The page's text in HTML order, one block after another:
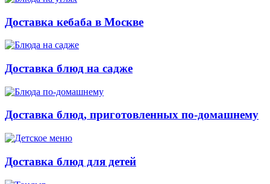
Доставка кебаба в Москве
Доставка блюд на садже
Доставка блюд, приготовленных по-домашнему
Доставка блюд для детей